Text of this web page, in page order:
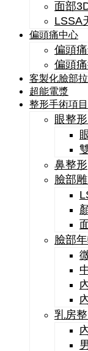
面部
LSSA
偏頭痛中心
偏頭
偏頭
客製化臉部
超能電漿
整形手術項目
眼整
鼻整形
臉部
臉部
乳房